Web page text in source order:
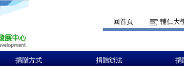
回首頁 輔仁大
捐贈方式 捐贈辦法 捐